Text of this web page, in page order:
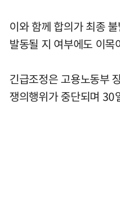
이와 함께 합의가 최종
발동될 지 여부에도 이목
긴급조정은 고용노동부
쟁의행위가 중단되며 30